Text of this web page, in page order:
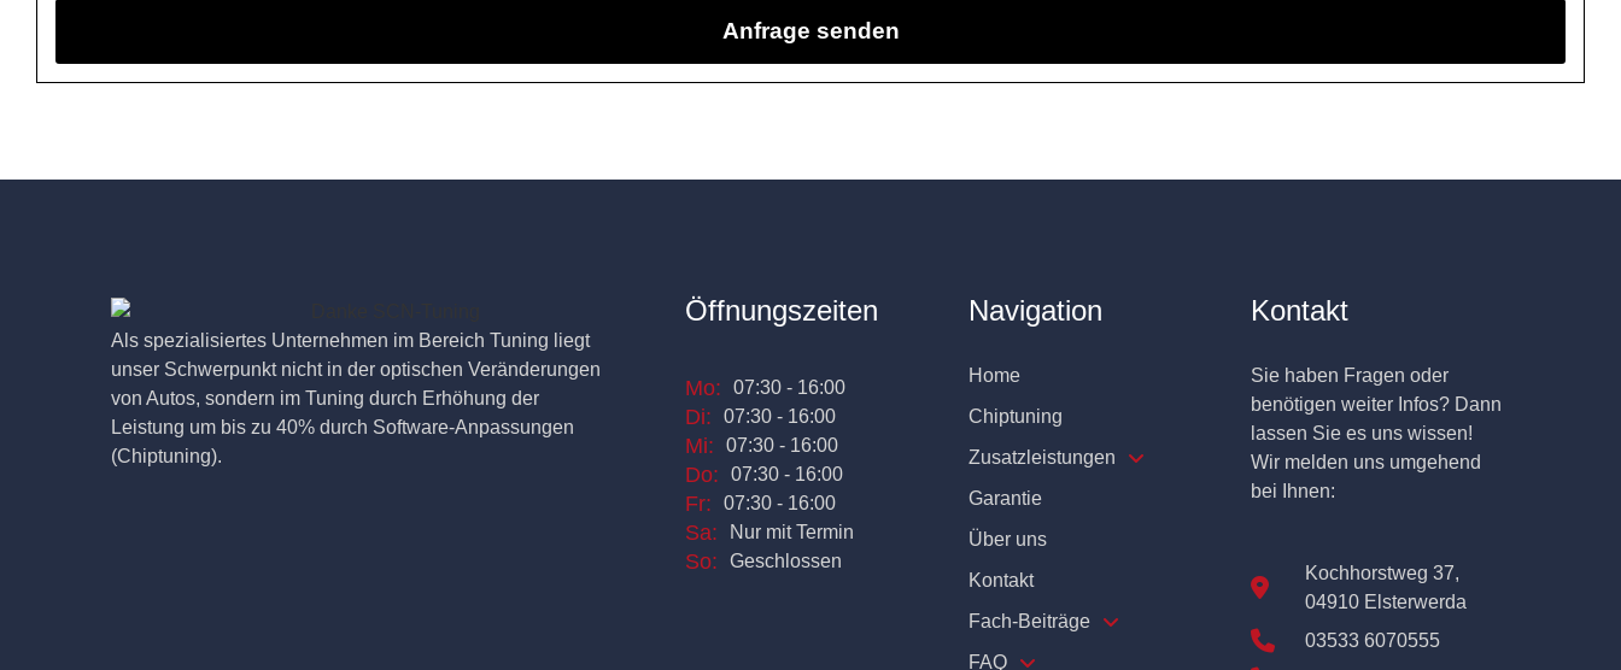
Als spezialisiertes Unternehmen im Bereich Tuning liegt
unser Schwerpunkt nicht in der optischen Veränderungen
von Autos, sondern im Tuning durch Erhöhung der
Leistung um bis zu 40% durch Software-Anpassungen
(Chiptuning).
Öffnungszeiten
Mo: 07:30 - 16:00
Di: 07:30 - 16:00
Mi: 07:30 - 16:00
Do: 07:30 - 16:00
Fr: 07:30 - 16:00
Sa: Nur mit Termin
So: Geschlossen
Navigation
Home
Chiptuning
Zusatzleistungen
Garantie
Über uns
Kontakt
Fach-Beiträge
FAQ
Kontakt
Sie haben Fragen oder
benötigen weiter Infos? Dann
lassen Sie es uns wissen!
Wir melden uns umgehend
bei Ihnen:
Kochhorstweg 37,
04910 Elsterwerda
03533 6070555